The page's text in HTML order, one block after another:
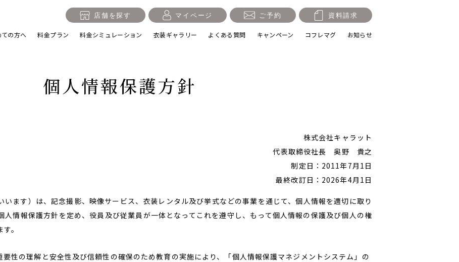
店舗を探す マイページ ご予約 資料請求
ての方へ 料金プラン
桃の節句・端午の節句
ロケーション撮影・カメ
ラマン
ベビーフ
リピーター様専用
料金シミュレーション 衣装ギャラリー よくある質問 キャンペーン コフレマグ お知らせ
個人情報保護方針
株式会社キャラット
代表取締役社長 奥野 貴之
制定日：2011年7月1日
最終改訂日：2026年4月1日
ます）は、記念撮影、映像サービス、衣装レンタル及び挙式などの事業を通じて、個人情報を適切に取り
情報保護方針を定め、役員及び従業員が一体となってこれを遵守し、もって個人情報の保護及び個人の権
。
性の理解と安全性及び信頼性の確保のため教育の実施により、「個人情報保護マネジメントシステム」の